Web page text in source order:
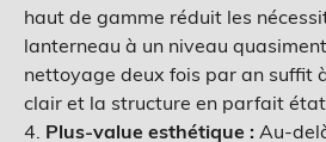
haut de gamme réduit les
lanterneau à un niveau
nettoyage deux fois par an suffit
clair et la structure en parfait
4. Plus-value esthétique : Au-